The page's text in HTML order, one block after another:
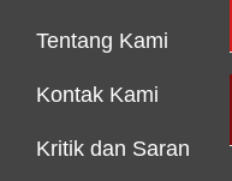
Tentang Kami
Kontak Kami
Kritik dan Saran